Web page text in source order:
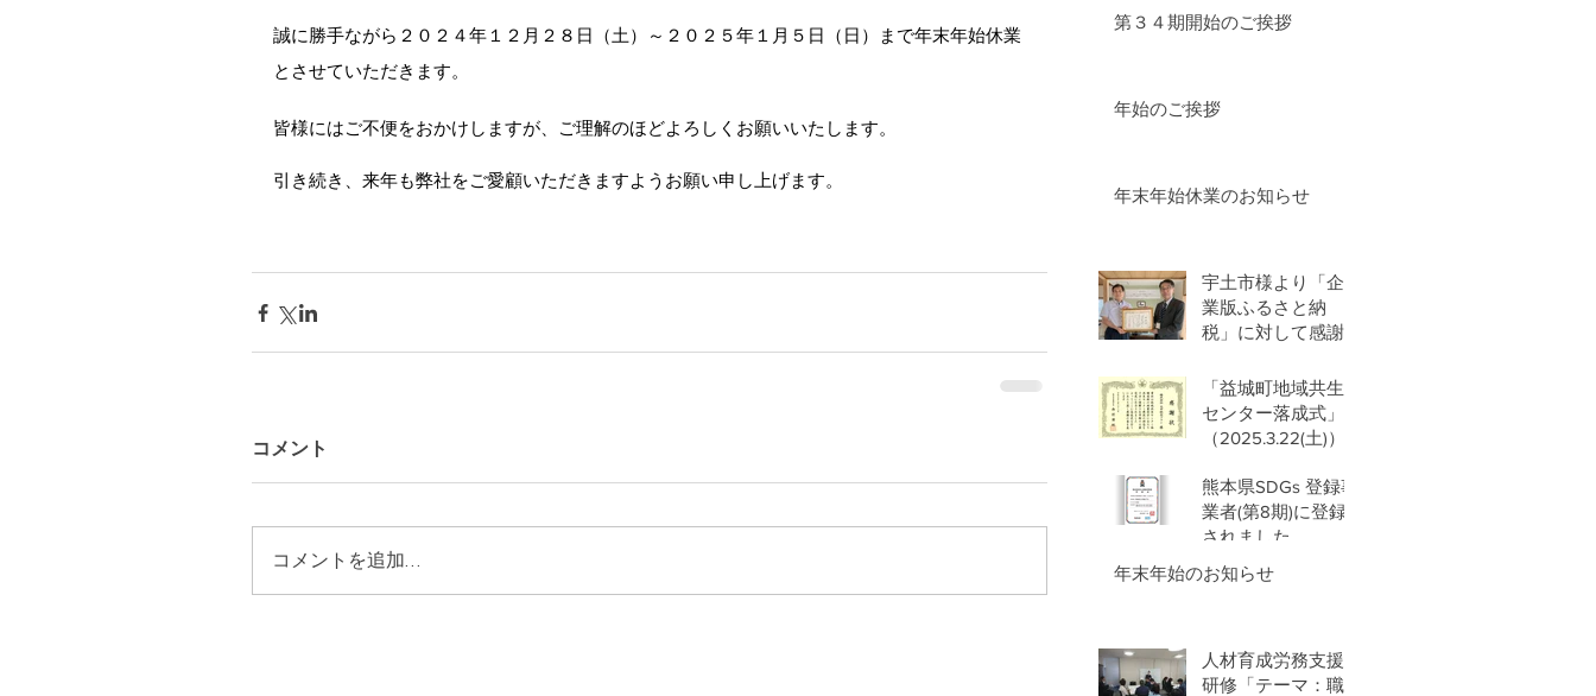
誠に勝手ながら２０２４年１２月２８日（土）～２０２５年１月５日（日）まで年末年始休業
とさせていただきます。
皆様にはご不便をおかけしますが、ご理解のほどよろしくお願いいたします。
引き続き、来年も弊社をご愛顧いただきますようお願い申し上げます。
コメント
コメントを追加…
第３４期開始のご挨拶
年始のご挨拶
年末年始休業のお知らせ
宇土市様より「企
業版ふるさと納
税」に対して感謝
た
「益城町地域共生
センター落成式」
（2025.3.22(土)）
だき 益城町から感
謝状を拝受いたし
ました
熊本県SDGs 登録事
業者(第8期)に登録
されました
年末年始のお知らせ
人材育成労務支援
研修「テーマ：職